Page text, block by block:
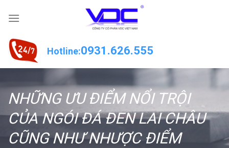
Hotline:0931.626.555
NHỮNG ƯU ĐIỂM NỔI TRỘI
CỦA NGÓI ĐÁ ĐEN LAI CHÂU
CŨNG NHƯ NHƯỢC ĐIỂM